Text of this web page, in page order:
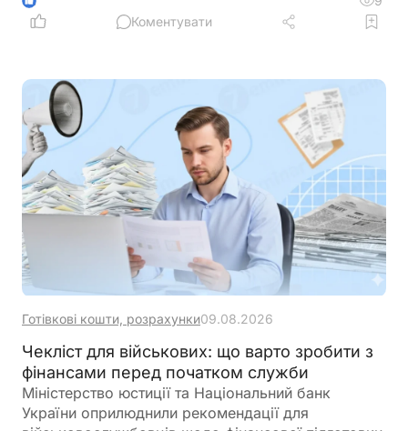
Конституції для цієї категорії заявників
Коментувати
Готівкові кошти, розрахунки09.08.2026
Чекліст для військових: що варто зробити з
фінансами перед початком служби
Міністерство юстиції та Національний банк
України оприлюднили рекомендації для